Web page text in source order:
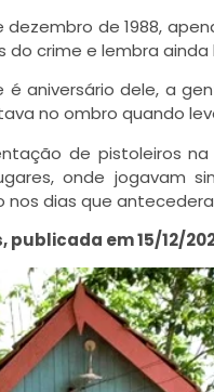
de 1988,
crime e lembra
é aniversário dele, a
no ombro quando
de pistoleiros
onde jogavam
dias que
em 15/12/